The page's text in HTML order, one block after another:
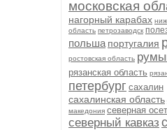
московская
нагорный карабах
область петрозаводск
польша португалия
ростовская область
рязанская область
петербург сахалин
сахалинская область
македония северная
северный кавказ